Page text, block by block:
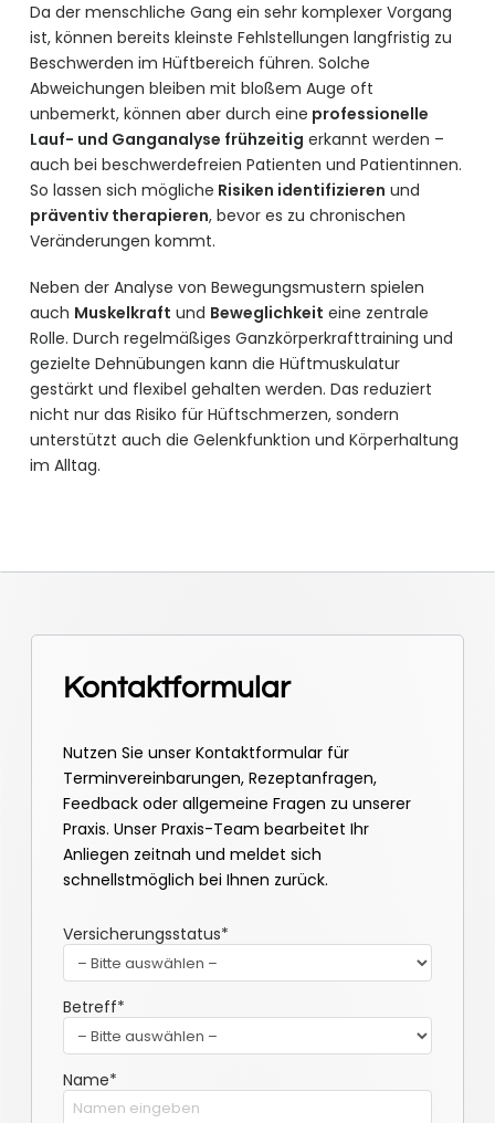
Da der menschliche Gang ein sehr komplexer Vorgang
ist, können bereits kleinste Fehlstellungen langfristig zu
Beschwerden im Hüftbereich führen. Solche
Abweichungen bleiben mit bloßem Auge oft
unbemerkt, können aber durch eine professionelle
Lauf- und Ganganalyse frühzeitig erkannt werden –
auch bei beschwerdefreien Patienten und Patientinnen.
So lassen sich mögliche Risiken identifizieren und
präventiv therapieren, bevor es zu chronischen
Veränderungen kommt.
Neben der Analyse von Bewegungsmustern spielen
auch Muskelkraft und Beweglichkeit eine zentrale
Rolle. Durch regelmäßiges Ganzkörperkrafttraining und
gezielte Dehnübungen kann die Hüftmuskulatur
gestärkt und flexibel gehalten werden. Das reduziert
nicht nur das Risiko für Hüftschmerzen, sondern
unterstützt auch die Gelenkfunktion und Körperhaltung
im Alltag.
Kontaktformular
Nutzen Sie unser Kontaktformular für
Terminvereinbarungen, Rezeptanfragen,
Feedback oder allgemeine Fragen zu unserer
Praxis. Unser Praxis-Team bearbeitet Ihr
Anliegen zeitnah und meldet sich
schnellstmöglich bei Ihnen zurück.
Versicherungsstatus*
Betreff*
Name*